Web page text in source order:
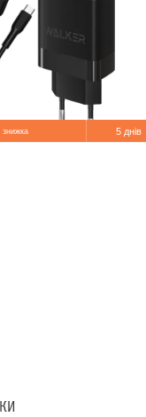
5 днів